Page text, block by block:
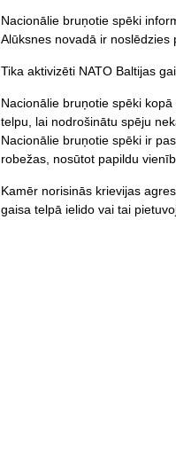
Nacionālie bruņotie spēki
Alūksnes novadā ir noslēdzies
Tika aktivizēti NATO Baltijas
Nacionālie bruņotie spēki
telpu, lai nodrošinātu spēju
Nacionālie bruņotie spēki ir
robežas, nosūtot papildu
Kamēr norisinās krievijas
gaisa telpā ielido vai tai